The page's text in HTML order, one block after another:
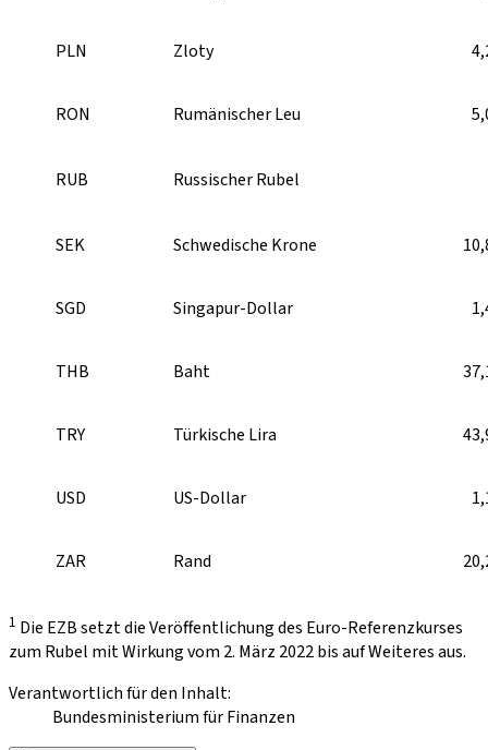
PLN Zloty
RON Rumänischer Leu
RUB Russischer Rubel
SEK Schwedische Krone
SGD Singapur-Dollar
THB Baht
TRY Türkische Lira
USD US-Dollar
ZAR Rand
1 Die EZB setzt die Veröffentlichung des Euro-Referenzkurses
zum Rubel mit Wirkung vom 2. März 2022 bis auf Weiteres aus.
Verantwortlich für den Inhalt:
Bundesministerium für Finanzen